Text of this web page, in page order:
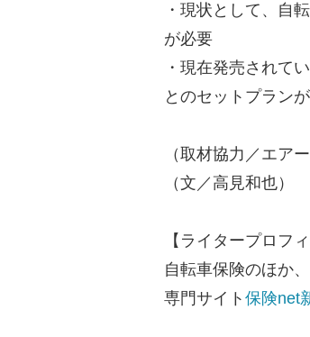
・現状として、自
が必要
・現在発売されて
とのセットプラン
（取材協力／エア
（文／高見和也）
【ライタープロフィ
自転車保険のほか
専門サイト 保険net